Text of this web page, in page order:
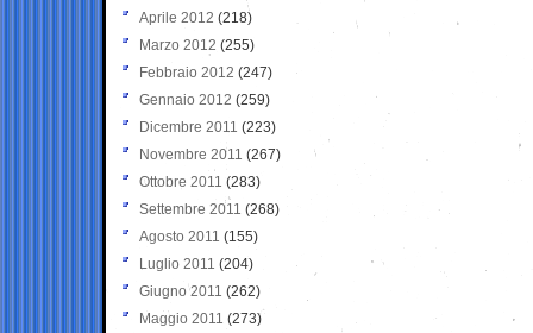
Aprile 2012 (218)
Marzo 2012 (255)
Febbraio 2012 (247)
Gennaio 2012 (259)
Dicembre 2011 (223)
Novembre 2011 (267)
Ottobre 2011 (283)
Settembre 2011 (268)
Agosto 2011 (155)
Luglio 2011 (204)
Giugno 2011 (262)
Maggio 2011 (273)